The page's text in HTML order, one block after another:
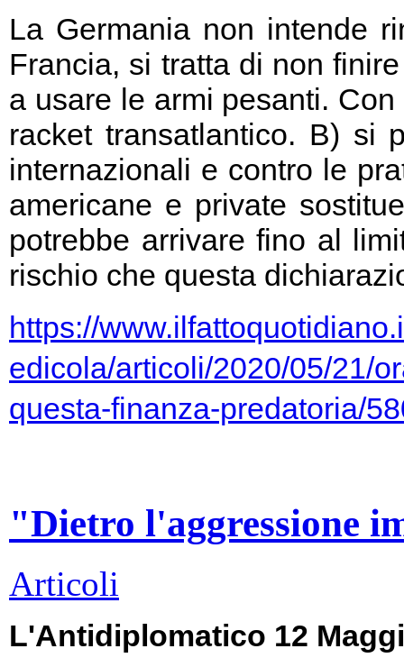
La Germania non intende
Francia, si tratta di non
a usare le armi pesanti.
racket transatlantico. B) si
internazionali e contro le
americane e private
potrebbe arrivare fino al
rischio che questa
https://
edicola/articoli/2020/05/21/
questa-finanza-predatoria/
"Dietro l'aggressione
Articoli
L'Antidiplomatico 12